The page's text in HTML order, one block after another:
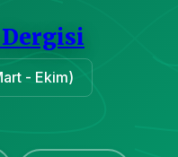
- Ekim)